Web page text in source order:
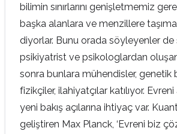
bilimin sınırlarını genişletmemiz
başka alanlara ve menzillere
diyorlar. Bunu orada söyleyenler de
psikiyatrist ve psikologlardan
sonra bunlara mühendisler, genetik
fizikçiler, ilahiyatçılar katılıyor.
yeni bakış açılarına ihtiyaç var.
geliştiren Max Planck, ‘Evreni biz